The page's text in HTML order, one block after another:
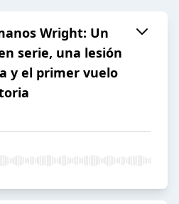
Wright: Un
serie, una lesión
y el primer vuelo